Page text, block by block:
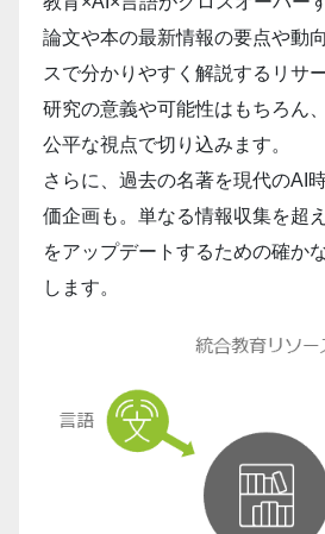
論文や本の最新情報の要点や動
スで分かりやすく解説するリサ
研究の意義や可能性はもちろん
公平な視点で切り込みます。
さらに、過去の名著を現代のAI
価企画も。単なる情報収集を超
をアップデートするための確か
します。